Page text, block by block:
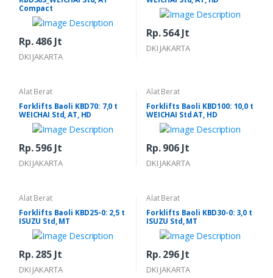
Compact
Rp. 486 Jt
DKI JAKARTA
Rp. 564 Jt
DKI JAKARTA
Alat Berat
Forklifts Baoli KBD70: 7,0 t
WEICHAI Std, AT, HD
Rp. 596 Jt
DKI JAKARTA
Alat Berat
Forklifts Baoli KBD100: 10,0 t
WEICHAI Std AT, HD
Rp. 906 Jt
DKI JAKARTA
Alat Berat
Forklifts Baoli KBD25-0: 2,5 t
ISUZU Std, MT
Rp. 285 Jt
DKI JAKARTA
Alat Berat
Forklifts Baoli KBD30-0: 3,0 t
ISUZU Std, MT
Rp. 296 Jt
DKI JAKARTA